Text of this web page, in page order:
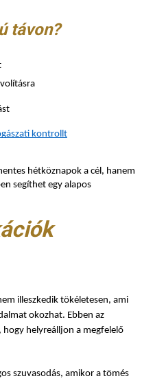
távon?
kontrollt
hétköznapok a cél, hanem
segíthet egy alapos
illeszkedik tökéletesen, ami
okozhat. Ebben az
helyreálljon a megfelelő
szuvasodás, amikor a tömés